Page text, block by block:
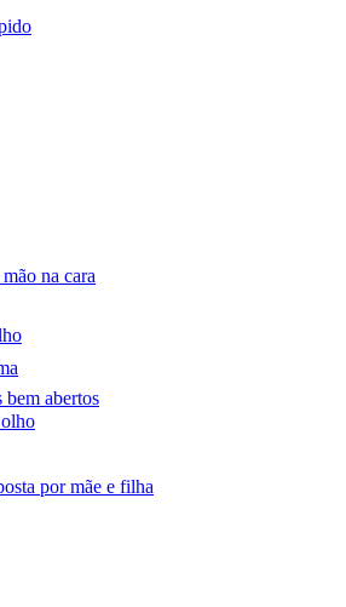
na cara
bem abertos
por mãe e filha